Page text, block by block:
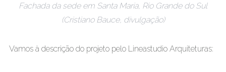
Fachada da sede em Santa Maria, Rio Grande do Sul
(Cristiano Bauce, divulgação)
Vamos à descrição do projeto pelo Lineastudio Arquiteturas: